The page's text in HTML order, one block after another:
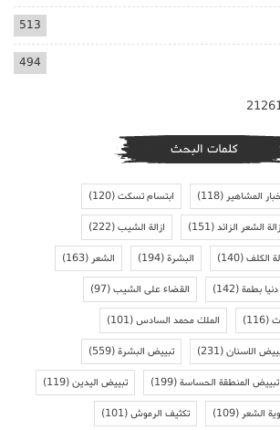
513
494
كلمات البحث
المشاهير(118) ابتسام تسكت(120)
الشعر الزائد(151) ازالة الشيب(222)
الكلف(140) البشرة(194) الشعر(163)
دنيا بطمة(142) القضاء على الشيب(97)
(116) الملك محمد السادس(101)
الاسنان(231) تبييض البشرة(559)
تبييض المنطقة الحساسة(199) تبييض اليدين(119)
الشعر(109) تكثيف الرموش(101)